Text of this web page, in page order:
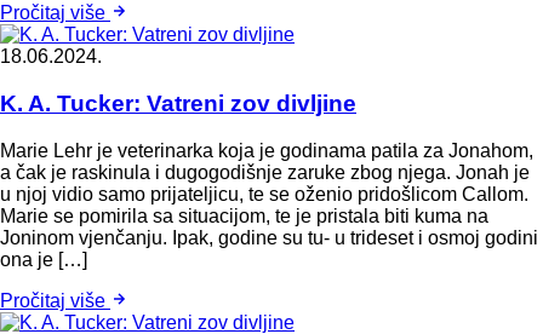
Pročitaj više
18.06.2024.
K. A. Tucker: Vatreni zov divljine
Marie Lehr je veterinarka koja je godinama patila za Jonahom,
a čak je raskinula i dugogodišnje zaruke zbog njega. Jonah je
u njoj vidio samo prijateljicu, te se oženio pridošlicom Callom.
Marie se pomirila sa situacijom, te je pristala biti kuma na
Joninom vjenčanju. Ipak, godine su tu- u trideset i osmoj godini
ona je […]
Pročitaj više